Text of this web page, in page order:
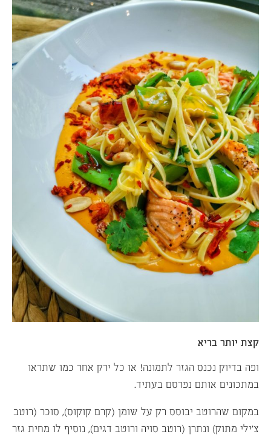
קצת יותר בריא
ופה בדיוק נכנס הגזר לתמונה! או כל ירק אחר כמו שתראו
במתכונים אותם נפרסם בעתיד.
במקום שהרוטב יבוסס רק על שומן (קרם קוקוס), סוכר (רוטב
צ’ילי מתוק) ונתרן (רוטב סויה ורוטב דגים), נוסיף לו מחית גזר